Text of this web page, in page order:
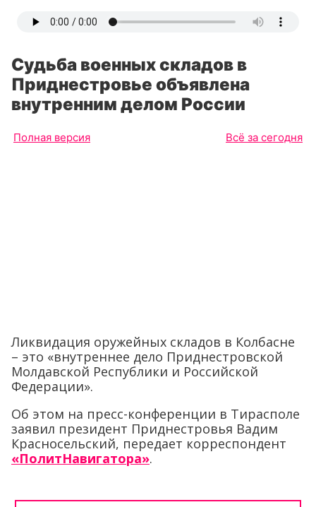
Судьба военных складов в
Приднестровье объявлена
внутренним делом России
Полная версия Всё за сегодня
Ликвидация оружейных складов в Колбасне
– это «внутреннее дело Приднестровской
Молдавской Республики и Российской
Федерации».
Об этом на пресс-конференции в Тирасполе
заявил президент Приднестровья Вадим
Красносельский, передает корреспондент
«ПолитНавигатора».